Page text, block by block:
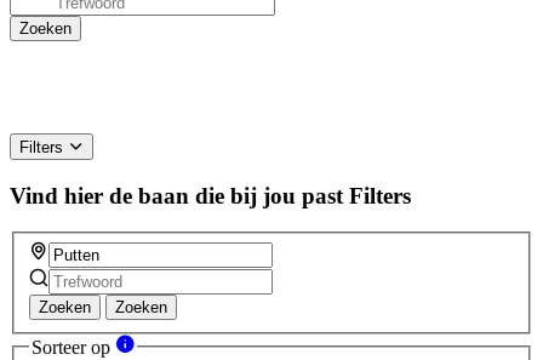
Filters
Vind hier de baan die bij jou past Filters
Zoeken Zoeken
Sorteer op